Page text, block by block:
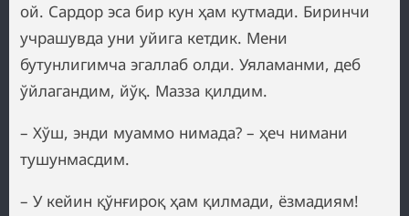
ой. Сардор эса бир кун ҳам кутмади. Биринчи
учрашувда уни уйига кетдик. Мени
бутунлигимча эгаллаб олди. Уяламанми, деб
ўйлагандим, йўқ. Мазза қилдим.
– Хўш, энди муаммо нимада? – ҳеч нимани
тушунмасдим.
– У кейин қўнғироқ ҳам қилмади, ёзмадиям!